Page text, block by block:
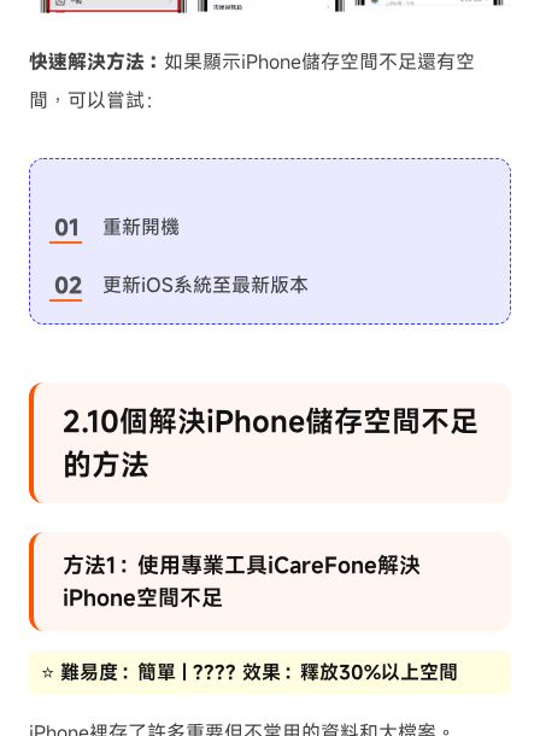
快速解決方法： 如果顯示iPhone儲存空間不足還有空
間，可以嘗試：
重新開機
更新iOS系統至最新版本
2.10個解決iPhone儲存空間不足
的方法
方法1：使用專業工具iCareFone解決
iPhone空間不足
⭐ 難易度：簡單 | ???? 效果：釋放30%以上空間